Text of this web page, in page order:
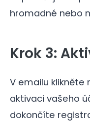
hromadné nebo
Krok 3:
V emailu klikněte
aktivaci vašeho
dokončíte